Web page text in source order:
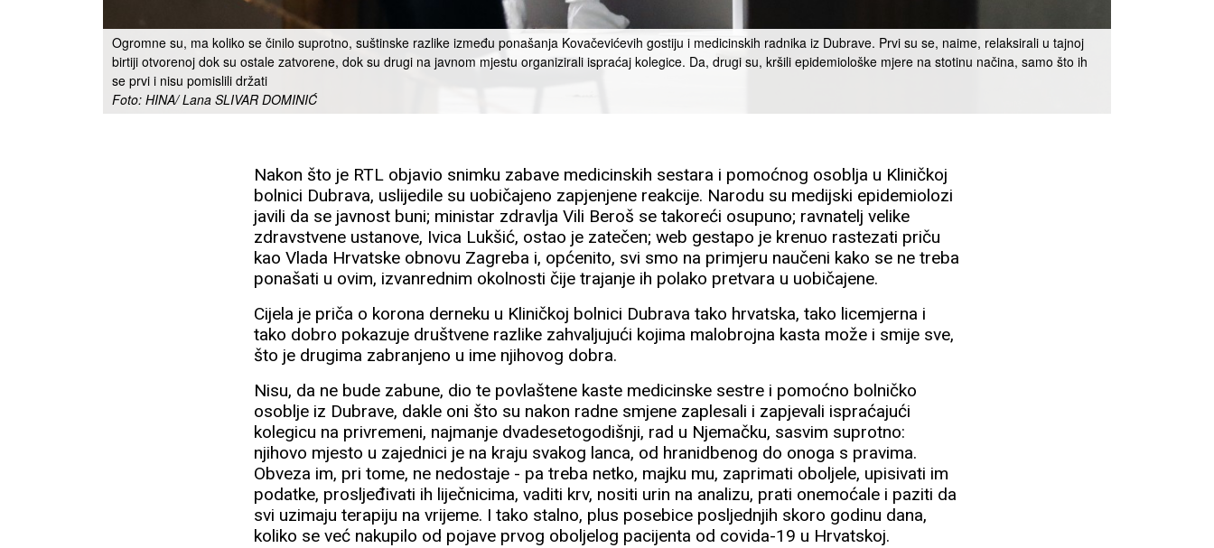
Ogromne su, ma koliko se činilo suprotno, suštinske razlike između ponašanja Kovačevićevih gostiju i medicinskih radnika iz Dubrave. Prvi su se, naime, relaksirali u tajnoj
birtiji otvorenoj dok su ostale zatvorene, dok su drugi na javnom mjestu organizirali ispraćaj kolegice. Da, drugi su, kršili epidemiološke mjere na stotinu načina, samo što ih
se prvi i nisu pomislili držati
Foto: HINA/ Lana SLIVAR DOMINIĆ
Nakon što je RTL objavio snimku zabave medicinskih sestara i pomoćnog osoblja u Kliničkoj
bolnici Dubrava, uslijedile su uobičajeno zapjenjene reakcije. Narodu su medijski epidemiolozi
javili da se javnost buni; ministar zdravlja Vili Beroš se takoreći osupuno; ravnatelj velike
zdravstvene ustanove, Ivica Lukšić, ostao je zatečen; web gestapo je krenuo rastezati priču
kao Vlada Hrvatske obnovu Zagreba i, općenito, svi smo na primjeru naučeni kako se ne treba
ponašati u ovim, izvanrednim okolnosti čije trajanje ih polako pretvara u uobičajene.
Cijela je priča o korona derneku u Kliničkoj bolnici Dubrava tako hrvatska, tako licemjerna i
tako dobro pokazuje društvene razlike zahvaljujući kojima malobrojna kasta može i smije sve,
što je drugima zabranjeno u ime njihovog dobra.
Nisu, da ne bude zabune, dio te povlaštene kaste medicinske sestre i pomoćno bolničko
osoblje iz Dubrave, dakle oni što su nakon radne smjene zaplesali i zapjevali ispraćajući
kolegicu na privremeni, najmanje dvadesetogodišnji, rad u Njemačku, sasvim suprotno:
njihovo mjesto u zajednici je na kraju svakog lanca, od hranidbenog do onoga s pravima.
Obveza im, pri tome, ne nedostaje - pa treba netko, majku mu, zaprimati oboljele, upisivati im
podatke, prosljeđivati ih liječnicima, vaditi krv, nositi urin na analizu, prati onemoćale i paziti da
svi uzimaju terapiju na vrijeme. I tako stalno, plus posebice posljednjih skoro godinu dana,
koliko se već nakupilo od pojave prvog oboljelog pacijenta od covida-19 u Hrvatskoj.